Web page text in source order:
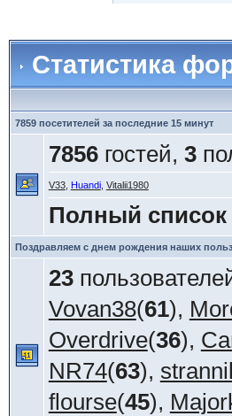
Статистика
7859 посетителей за последние 15 минут
7856гостей, 3
V33, Huandi, Vitalii1980
Полный список
Поздравляем с днем рождения наших
23
Vovan38(61),
Overdrive(36),
NR74(63),
flourse(45),